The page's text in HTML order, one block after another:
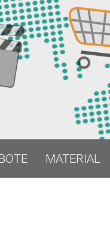
MATERIAL
UNS AKTUELLES